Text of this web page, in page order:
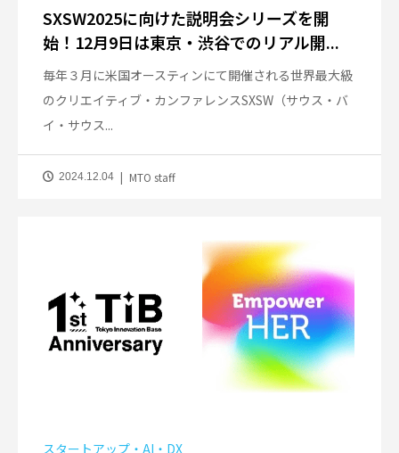
SXSW2025に向けた説明会シリーズを開
始！12月9日は東京・渋谷でのリアル開...
毎年３月に米国オースティンにて開催される世界最大級
のクリエイティブ・カンファレンスSXSW（サウス・バ
イ・サウス...
2024.12.04 MTO staff
スタートアップ・AI・DX